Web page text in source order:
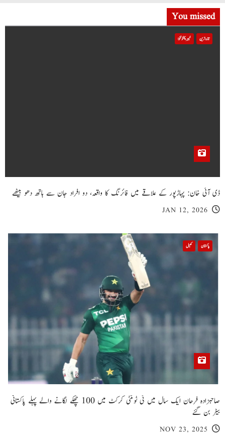
You missed
تازہ ترین خیبر پختونخوا
ڈی آئی خان: پہاڑپور کے علاقے میں فائرنگ کا واقعہ، دو افراد جان سے ہاتھ دھو بیٹھے
JAN 12, 2026
پاکستان کھیل
صاحبزادہ فرحان ایک سال میں ٹی ٹوئنٹی کرکٹ میں 100 چھکے لگانے والے پہلے پاکستانی
بیٹر بن گئے
NOV 23, 2025